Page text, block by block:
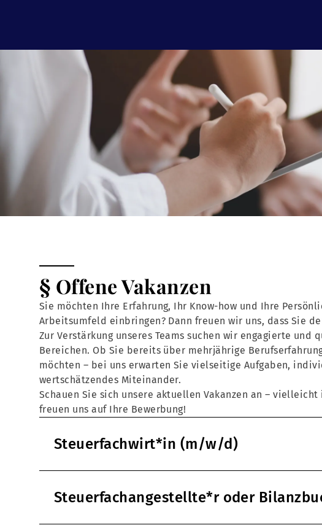
§ Offene Vakanzen
Sie möchten Ihre Erfahrung, Ihr Know-how und Ihre
Arbeitsumfeld einbringen? Dann freuen wir uns, dass Sie
Zur Verstärkung unseres Teams suchen wir engagierte
Bereichen. Ob Sie bereits über mehrjährige
möchten – bei uns erwarten Sie vielseitige Aufgaben,
wertschätzendes Miteinander.
Schauen Sie sich unsere aktuellen Vakanzen an –
freuen uns auf Ihre Bewerbung!
Steuerfachwirt*in (m/w/d)
Steuerfachangestellte*r oder